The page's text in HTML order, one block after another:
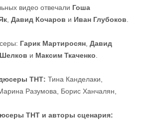
видео отвечали Гоша
, Давид Кочаров и Иван Глубоков
Гарик Мартиросян, Давид
и Максим Ткаченко
ТНТ: Тина Канделаки,
Разумова, Борис Ханчалян,
ТНТ и авторы сценария: